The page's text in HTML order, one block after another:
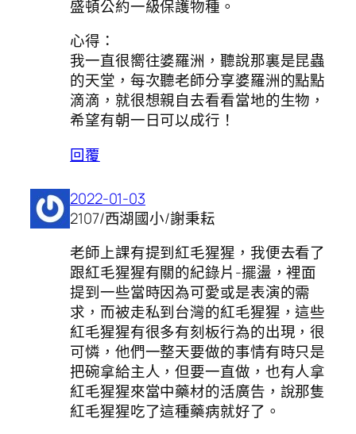
盛頓公約一級保護物種。
心得：
我一直很嚮往婆羅洲，聽說那裏是昆蟲
的天堂，每次聽老師分享婆羅洲的點點
滴滴，就很想親自去看看當地的生物，
希望有朝一日可以成行！
回覆
2022-01-03
2107/西湖國小/謝秉耘
老師上課有提到紅毛猩猩，我便去看了
跟紅毛猩猩有關的紀錄片-擺盪，裡面
提到一些當時因為可愛或是表演的需
求，而被走私到台灣的紅毛猩猩，這些
紅毛猩猩有很多有刻板行為的出現，很
可憐，他們一整天要做的事情有時只是
把碗拿給主人，但要一直做，也有人拿
紅毛猩猩來當中藥材的活廣告，說那隻
紅毛猩猩吃了這種藥病就好了。